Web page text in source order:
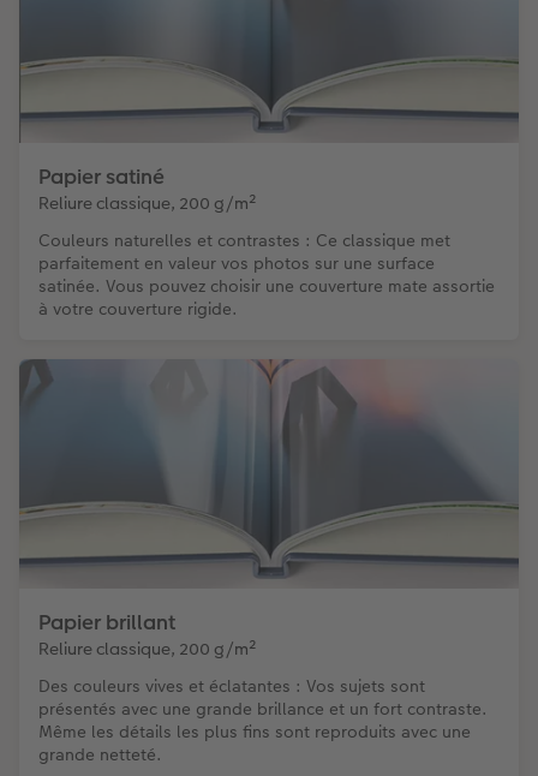
Papier satiné
Reliure classique, 200 g/m²
Couleurs naturelles et contrastes : Ce classique met
parfaitement en valeur vos photos sur une surface
satinée. Vous pouvez choisir une couverture mate assortie
à votre couverture rigide.
Papier brillant
Reliure classique, 200 g/m²
Des couleurs vives et éclatantes : Vos sujets sont
présentés avec une grande brillance et un fort contraste.
Même les détails les plus fins sont reproduits avec une
grande netteté.